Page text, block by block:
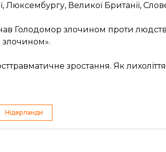
, Люксембургу, Великої Британії,
Голодомор злочином проти
.
зростання. Як лихоліття
Нідерланди